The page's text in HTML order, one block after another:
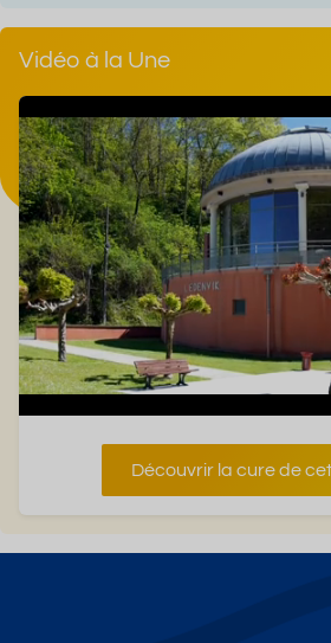
Vidéo à la Une
Découvrir la cure de